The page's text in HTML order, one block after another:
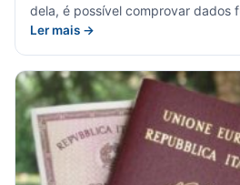
dela, é possível comprovar dados
Ler mais →